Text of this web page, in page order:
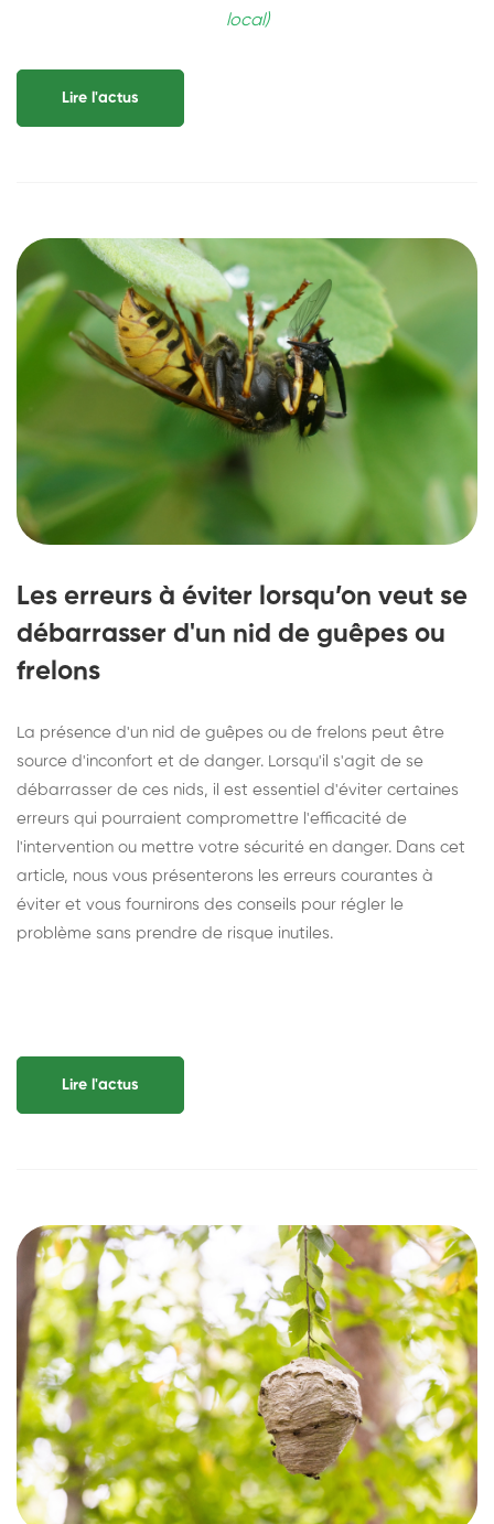
local)
Lire l'actus
Les erreurs à éviter lorsqu’on veut se
débarrasser d'un nid de guêpes ou
frelons
La présence d'un nid de guêpes ou de frelons peut être
source d'inconfort et de danger. Lorsqu'il s'agit de se
débarrasser de ces nids, il est essentiel d'éviter certaines
erreurs qui pourraient compromettre l'efficacité de
l'intervention ou mettre votre sécurité en danger. Dans cet
article, nous vous présenterons les erreurs courantes à
éviter et vous fournirons des conseils pour régler le
problème sans prendre de risque inutiles.
Lire l'actus